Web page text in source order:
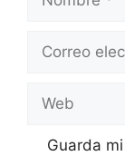
Correo
Web
Guarda